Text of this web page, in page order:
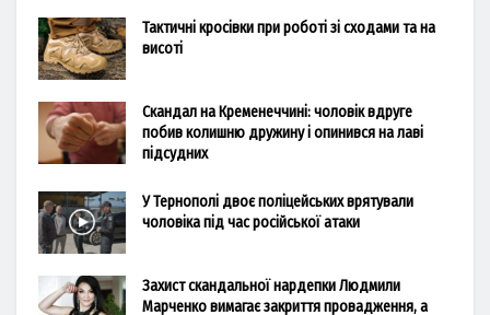
Тактичні кросівки при роботі зі сходами та на
висоті
Скандал на Кременеччині: чоловік вдруге
побив колишню дружину і опинився на лаві
підсудних
У Тернополі двоє поліцейських врятували
чоловіка під час російської атаки
Захист скандальної нардепки Людмили
Марченко вимагає закриття провадження, а